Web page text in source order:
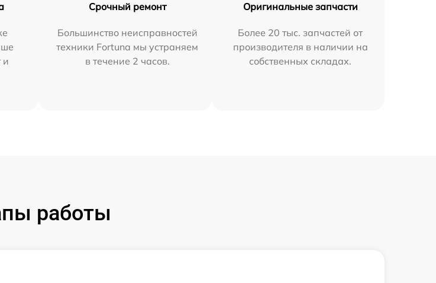
и
Срочный ремонт
Большинство неисправностей
техники Fortuna мы устраняем
в течение 2 часов.
Оригинальные запчасти
Более 20 тыс. запчастей от
производителя в наличии на
собственных складах.
работы